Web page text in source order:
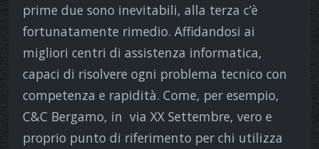
prime due sono inevitabili, alla terza c’è
fortunatamente rimedio. Affidandosi ai
migliori centri di assistenza informatica,
capaci di risolvere ogni problema tecnico con
competenza e rapidità. Come, per esempio,
C&C Bergamo, in via XX Settembre, vero e
proprio punto di riferimento per chi utilizza